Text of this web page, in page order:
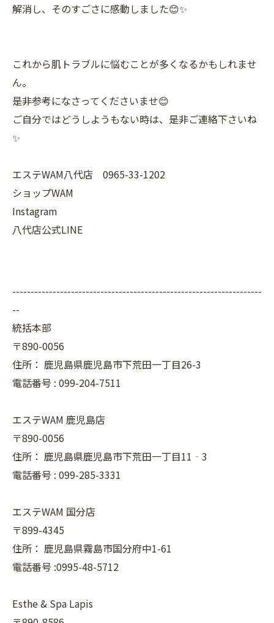
解消し、そのすごさに感動しました😊✨
これから肌トラブルに悩むことが多くなるかもしれませ
ん。
是非参考になさってくださいませ😊
ご自分ではどうしようもない時は、是非ご連絡下さいね
✨
エステWAM八代店 0965-33-1202
ショップWAM
Instagram
八代店公式LINE
--------------------------------------------------------------------
--
統括本部
〒890-0056
住所： 鹿児島県鹿児島市下荒田一丁目26-3
電話番号 : 099-204-7511
エステWAM 鹿児島店
〒890-0056
住所： 鹿児島県鹿児島市下荒田一丁目11‐3
電話番号 : 099-285-3331
エステWAM 国分店
〒899-4345
住所： 鹿児島県霧島市国分府中1-61
電話番号 :0995-48-5712
Esthe & Spa Lapis